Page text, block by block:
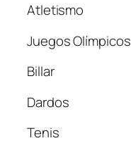
Atletismo
Juegos Olímpicos
Billar
Dardos
Tenis